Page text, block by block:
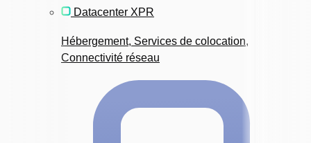
Datacenter XPR
Hébergement, Services de colocation,
Connectivité réseau